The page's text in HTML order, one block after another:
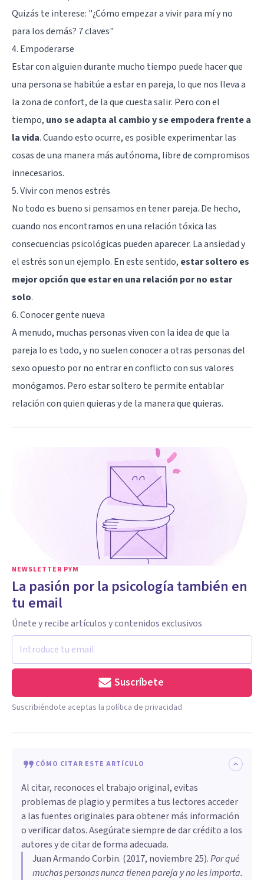
Quizás te interese: "¿Cómo empezar a vivir para mí y no
para los demás? 7 claves"
4. Empoderarse
Estar con alguien durante mucho tiempo puede hacer que
una persona se habitúe a estar en pareja, lo que nos lleva a
la zona de confort, de la que cuesta salir. Pero con el
tiempo, uno se adapta al cambio y se empodera frente a
la vida. Cuando esto ocurre, es posible experimentar las
cosas de una manera más autónoma, libre de compromisos
innecesarios.
5. Vivir con menos estrés
No todo es bueno si pensamos en tener pareja. De hecho,
cuando nos encontramos en una relación tóxica las
consecuencias psicológicas pueden aparecer. La ansiedad y
el estrés son un ejemplo. En este sentido, estar soltero es
mejor opción que estar en una relación por no estar
solo.
6. Conocer gente nueva
A menudo, muchas personas viven con la idea de que la
pareja lo es todo, y no suelen conocer a otras personas del
sexo opuesto por no entrar en conflicto con sus valores
monógamos. Pero estar soltero te permite entablar
relación con quien quieras y de la manera que quieras.
NEWSLETTER PYM
La pasión por la psicología también en
tu email
Únete y recibe artículos y contenidos exclusivos
Suscríbete
Suscribiéndote aceptas la política de privacidad
CÓMO CITAR ESTE ARTÍCULO
Al citar, reconoces el trabajo original, evitas
problemas de plagio y permites a tus lectores acceder
a las fuentes originales para obtener más información
o verificar datos. Asegúrate siempre de dar crédito a los
autores y de citar de forma adecuada.
Juan Armando Corbin. (2017, noviembre 25).Por qué
muchas personas nunca tienen pareja y no les importa.